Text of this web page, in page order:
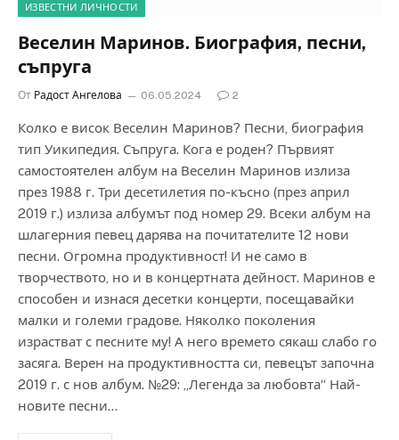
ИЗВЕСТНИ ЛИЧНОСТИ
Веселин Маринов. Биография, песни,
съпруга
От Радост Ангелова 06.05.2024 2
Колко е висок Веселин Маринов? Песни, биография
тип Уикипедия. Съпруга. Кога е роден? Първият
самостоятелен албум на Веселин Маринов излиза
през 1988 г. Три десетилетия по-късно (през април
2019 г.) излиза албумът под номер 29. Всеки албум на
шлагерния певец дарява на почитателите 12 нови
песни. Огромна продуктивност! И не само в
творчеството, но и в концертната дейност. Маринов е
способен и изнася десетки концерти, посещавайки
малки и големи градове. Няколко поколения
израстват с песните му! А него времето сякаш слабо го
засяга. Верен на продуктивността си, певецът започна
2019 г. с нов албум. №29: „Легенда за любовта“ Най-
новите песни…